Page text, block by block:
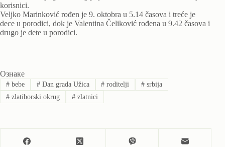
korisnici.
Veljko Marinković rođen je 9. oktobra u 5.14 časova i treće je
dece u porodici, dok je Valentina Čeliković rođena u 9.42 časova i
drugo je dete u porodici.
Ознаке
#bebe #Dan grada Užica # roditelji # srbija
#zlatiborski okrug #zlatnici